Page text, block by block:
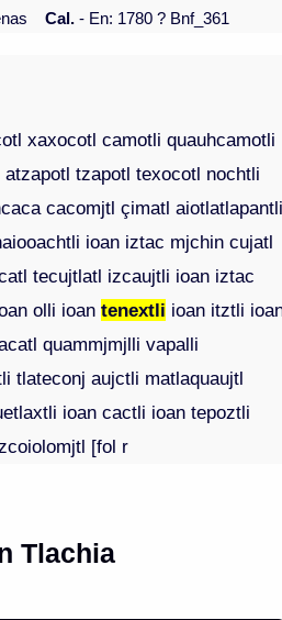
Cal. - En: 1780 ? Bnf_361
xaxocotl camotli quauhcamotli
tzapotl texocotl nochtli
cacomjtl çimatl
ioan iztac mjchin cujatl
tecujtlatl izcaujtli ioan iztac
olli ioantenextli ioan itztli
quammjmjlli vapalli
tlateconj aujctli matlaquaujtl
ioan cactli ioan tepoztli
[fol r
Tlachia